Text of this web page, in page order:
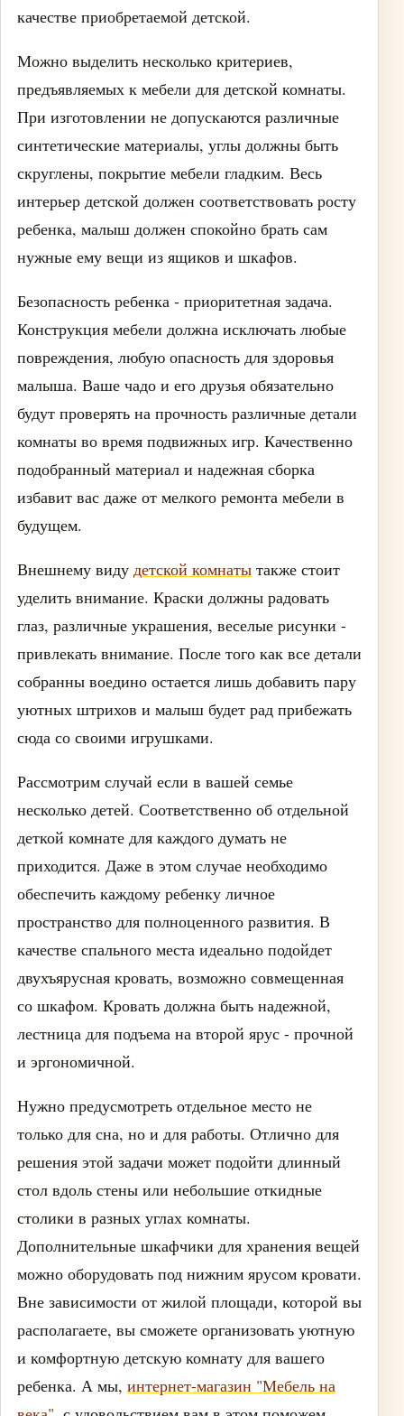
качестве приобретаемой детской.
Можно выделить несколько критериев,
предъявляемых к мебели для детской комнаты.
При изготовлении не допускаются различные
синтетические материалы, углы должны быть
скруглены, покрытие мебели гладким. Весь
интерьер детской должен соответствовать росту
ребенка, малыш должен спокойно брать сам
нужные ему вещи из ящиков и шкафов.
Безопасность ребенка - приоритетная задача.
Конструкция мебели должна исключать любые
повреждения, любую опасность для здоровья
малыша. Ваше чадо и его друзья обязательно
будут проверять на прочность различные детали
комнаты во время подвижных игр. Качественно
подобранный материал и надежная сборка
избавит вас даже от мелкого ремонта мебели в
будущем.
Внешнему виду детской комнаты также стоит
уделить внимание. Краски должны радовать
глаз, различные украшения, веселые рисунки -
привлекать внимание. После того как все детали
собранны воедино остается лишь добавить пару
уютных штрихов и малыш будет рад прибежать
сюда со своими игрушками.
Рассмотрим случай если в вашей семье
несколько детей. Соответственно об отдельной
деткой комнате для каждого думать не
приходится. Даже в этом случае необходимо
обеспечить каждому ребенку личное
пространство для полноценного развития. В
качестве спального места идеально подойдет
двухъярусная кровать, возможно совмещенная
со шкафом. Кровать должна быть надежной,
лестница для подъема на второй ярус - прочной
и эргономичной.
Нужно предусмотреть отдельное место не
только для сна, но и для работы. Отлично для
решения этой задачи может подойти длинный
стол вдоль стены или небольшие откидные
столики в разных углах комнаты.
Дополнительные шкафчики для хранения вещей
можно оборудовать под нижним ярусом кровати.
Вне зависимости от жилой площади, которой вы
располагаете, вы сможете организовать уютную
и комфортную детскую комнату для вашего
ребенка. А мы, интернет-магазин "Мебель на